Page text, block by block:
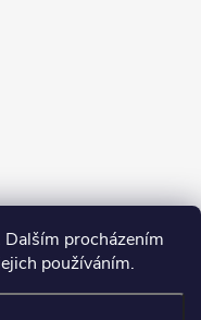
procházením
používáním.